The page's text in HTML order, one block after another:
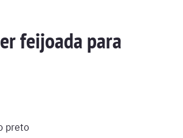
feijoada para
preto